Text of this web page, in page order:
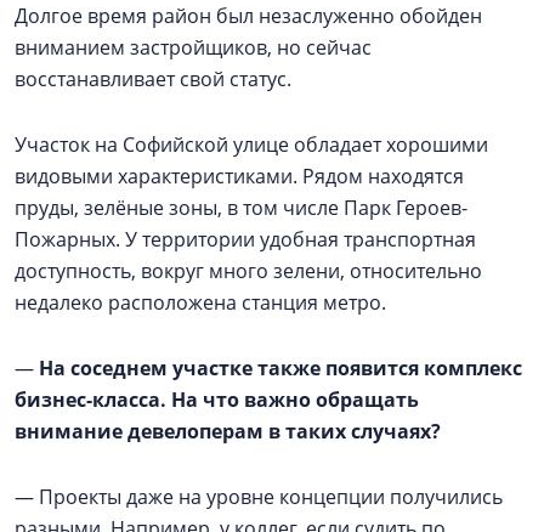
Долгое время район был незаслуженно обойден
вниманием застройщиков, но сейчас
восстанавливает свой статус.
Участок на Софийской улице обладает хорошими
видовыми характеристиками. Рядом находятся
пруды, зелёные зоны, в том числе Парк Героев-
Пожарных. У территории удобная транспортная
доступность, вокруг много зелени, относительно
недалеко расположена станция метро.
— На соседнем участке также появится комплекс
бизнес-класса. На что важно обращать
внимание девелоперам в таких случаях?
— Проекты даже на уровне концепции получились